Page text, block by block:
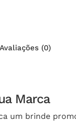
Avaliações (0)
Marca
um brinde